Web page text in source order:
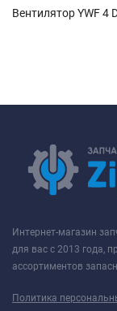
Вентилятор YWF 4
Интернет-магазин
для вас с 2013 года,
ассортиментов
Политика